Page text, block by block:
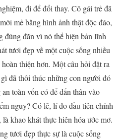
đi để đổi thay. Cô gái trẻ đã
mẻ bằng hình ảnh thật độc đáo,
đắn vì nó thể hiện bản lĩnh
tươi đẹp về một cuộc sống nhiều
thiện hơn. Một câu hỏi đặt ra
đã thôi thúc những con người đó
toàn vốn có để dấn thân vào
nguy? Có lẽ, lí do đầu tiên chính
khao khát thực hiên hóa ước mơ.
tươi đẹp thực sự là cuộc sống